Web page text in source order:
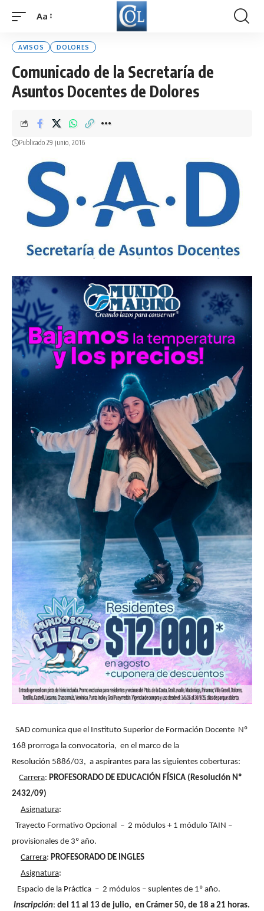
Font
Aa
AVISOS DOLORES
Comunicado de la Secretaría de
Asuntos Docentes de Dolores
Publicado 29 junio, 2016
SAD comunica que el Instituto Superior de Formación Docente Nº
168 prorroga la convocatoria, en el marco de la
Resolución 5886/03, a aspirantes para las siguientes coberturas:
Carrera: PROFESORADO DE EDUCACIÓN FÍSICA (Resolución Nº
2432/09)
Asignatura:
Trayecto Formativo Opcional – 2 módulos + 1 módulo TAIN –
provisionales de 3º año.
Carrera: PROFESORADO DE INGLES
Asignatura:
Espacio de la Práctica – 2 módulos – suplentes de 1º año.
Inscripción: del 11 al 13 de julio, en Crámer 50, de 18 a 21 horas.